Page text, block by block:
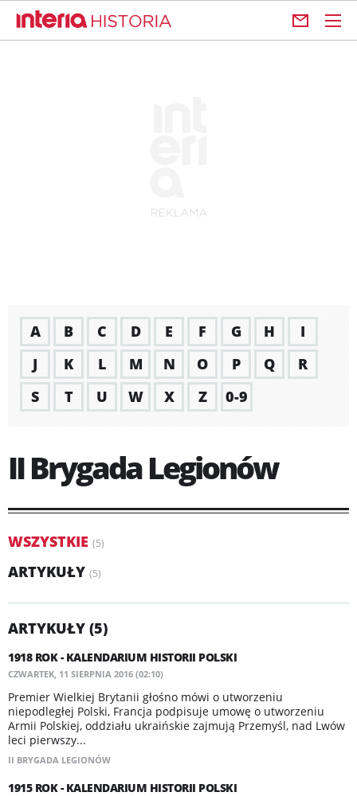
A B C D E F G H
I
J
K L M N O P Q
R
S
T U W X Z 0-9
II Brygada Legionów
WSZYSTKIE (5)
ARTYKUŁY (5)
ARTYKUŁY (5)
1918 ROK - KALENDARIUM HISTORII POLSKI
CZWARTEK, 11 SIERPNIA 2016 (02:10)
Premier Wielkiej Brytanii głośno mówi o utworzeniu
niepodległej Polski, Francja podpisuje umowę o utworzeniu
Armii Polskiej, oddziału ukraińskie zajmują Przemyśl, nad Lwów
leci pierwszy...
II BRYGADA LEGIONÓW
1915 ROK - KALENDARIUM HISTORII POLSKI